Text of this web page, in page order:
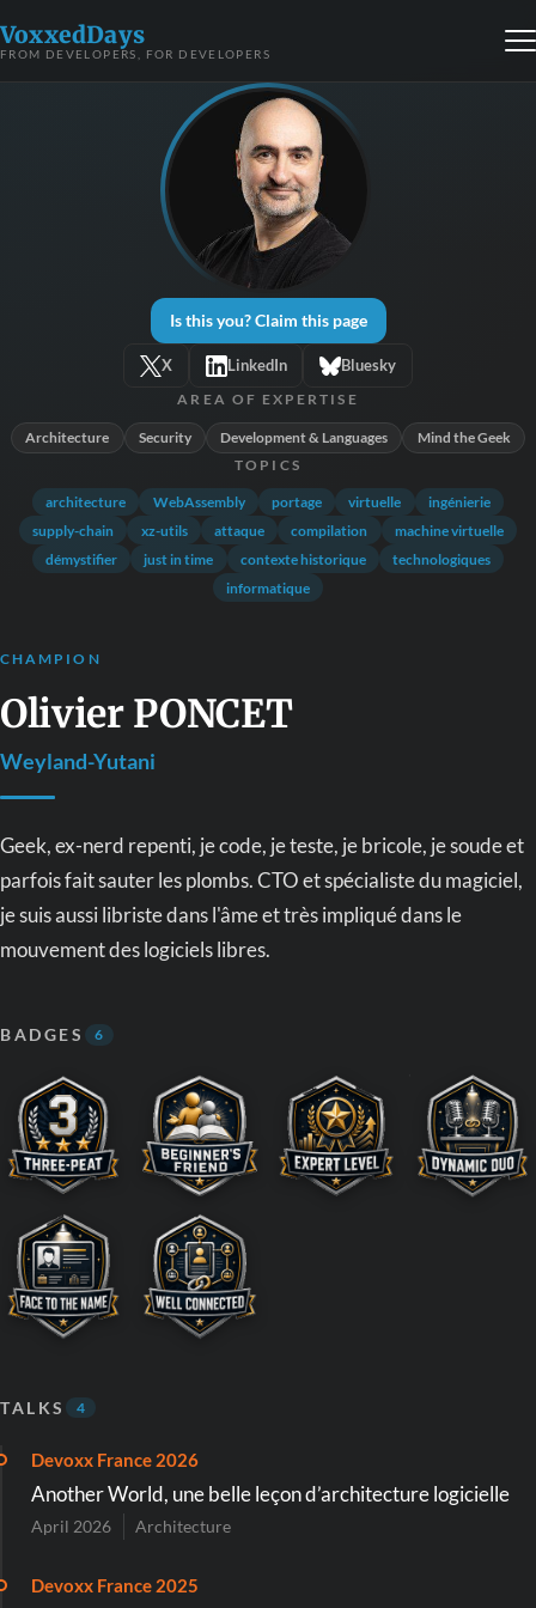
VoxxedDays
FROM DEVELOPERS, FOR DEVELOPERS
Is this you? Claim this page
X LinkedIn Bluesky
AREA OF EXPERTISE
Architecture Security Development & Languages Mind the Geek
TOPICS
architecture WebAssembly portage virtuelle
ingénierie
supply-chain
xz-utils attaque compilation
machine virtuelle
démystifier
just in time contexte historique
technologiques
informatique
CHAMPION
Olivier PONCET
Weyland-Yutani
Geek, ex-nerd repenti, je code, je teste, je bricole, je soude et
parfois fait sauter les plombs. CTO et spécialiste du magiciel,
je suis aussi libriste dans l'âme et très impliqué dans le
mouvement des logiciels libres.
BADGES 6
TALKS 4
Devoxx France 2026
Another World, une belle leçon d’architecture logicielle
April 2026 Architecture
Devoxx France 2025